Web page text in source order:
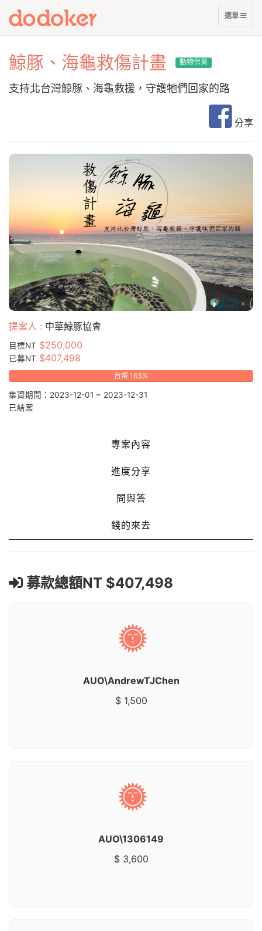
展
開
選
選單
鯨豚、海龜救傷計畫 動物保育
支持北台灣鯨豚、海龜救援，守護牠們回家的路
分享
提案人 : 中華鯨豚協會
目標NT $250,000
已募NT $407,498
台幣 163%
集資期間：2023-12-01 ~ 2023-12-31
已結案
專案內容
進度分享
問與答
錢的來去
募款總額NT $407,498
AUO\AndrewTJChen
$ 1,500
AUO\1306149
$ 3,600